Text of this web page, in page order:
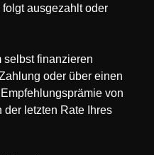
ausgezahlt oder
selbst finanzieren
oder über einen
von
der letzten Rate Ihres